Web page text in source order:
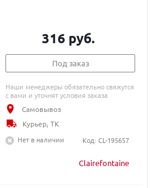
Clairefontaine
316 руб.
Под заказ
Наши менеджеры обязательно свяжутся
с вами и уточнят условия заказа
Самовывоз
Курьер, ТК
Нет в наличии
Код: CL-195657